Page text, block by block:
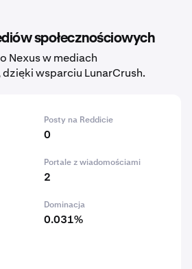
społecznościowych
Nexus w mediach
wsparciu LunarCrush.
Posty na Reddicie
0
Portale z wiadomościami
2
Dominacja
0.031%